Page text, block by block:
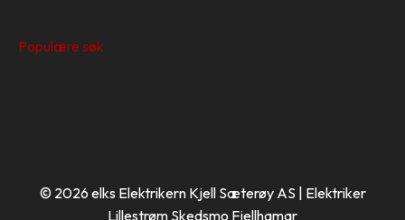
Populære søk
© 2026 elks Elektrikern Kjell Sæterøy AS | Elektriker
Lillestrøm Skedsmo Fjellhamar